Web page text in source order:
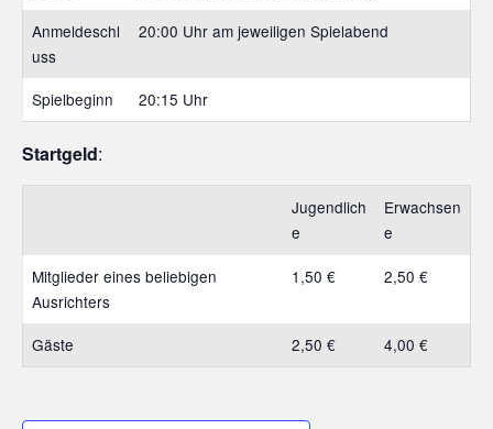
Anmeldeschl
uss
20:00 Uhr am jeweiligen Spielabend
Spielbeginn 20:15 Uhr
Startgeld:
Jugendlich
e
Erwachsen
e
Mitglieder eines beliebigen
Ausrichters
1,50 € 2,50 €
Gäste 2,50 € 4,00 €